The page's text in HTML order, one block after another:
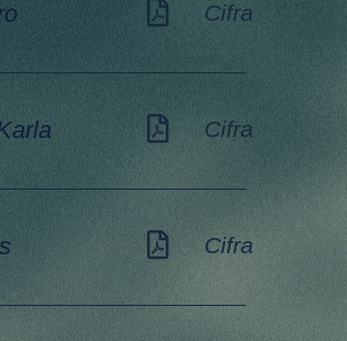
Cifra
Cifra
Cifra